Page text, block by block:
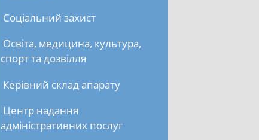
Соціальний захист
Освіта, медицина, культура,
спорт та дозвілля
Керівний склад апарату
Центр надання
адміністративних послуг